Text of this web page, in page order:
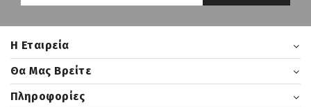
H Εταιρεία
Θα Μας Βρείτε
Πληροφορίες